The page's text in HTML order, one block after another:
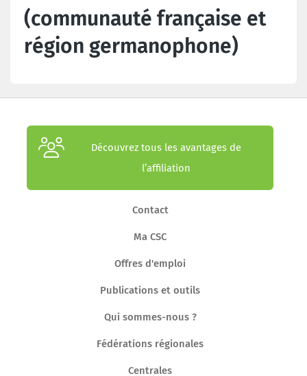
(communauté française et
région germanophone)
Découvrez tous les avantages de
l’affiliation
Contact
Ma CSC
Offres d'emploi
Publications et outils
Qui sommes-nous ?
Fédérations régionales
Centrales